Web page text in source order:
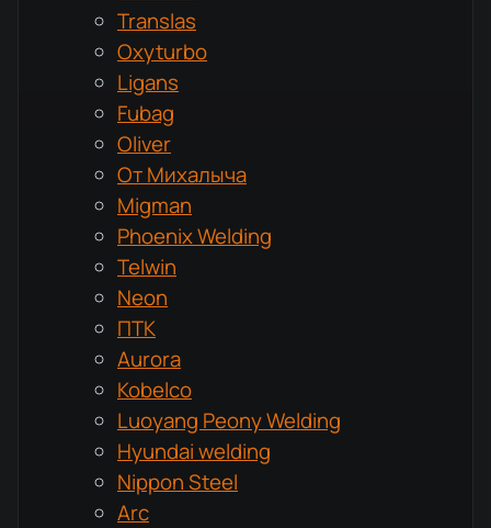
Translas
Oxyturbo
Ligans
Fubag
Oliver
От Михалыча
Migman
Phoenix Welding
Telwin
Neon
ПТК
Aurora
Kobelco
Luoyang Peony Welding
Hyundai welding
Nippon Steel
Arc